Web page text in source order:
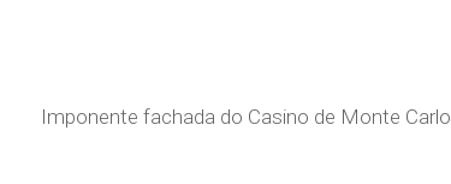
Imponente fachada do Casino de Monte Carlo